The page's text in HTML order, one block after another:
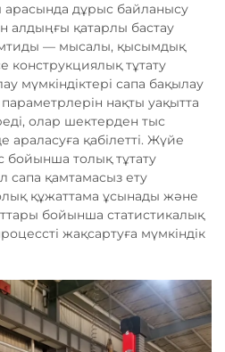
арасында дұрыс байланысу
алдыңғы қатарлы бастау
— мысалы, қысымдық
конструкциялық тұтату
мүмкіндіктері сапа бақылау
нақты уақытта
олар шектерден тыс
араласуға қабілетті. Жүйе
бойынша толық тұтату
сапа қамтамасыз ету
құжаттама ұсынады және
бойынша статистикалық
жақсартуға мүмкіндік